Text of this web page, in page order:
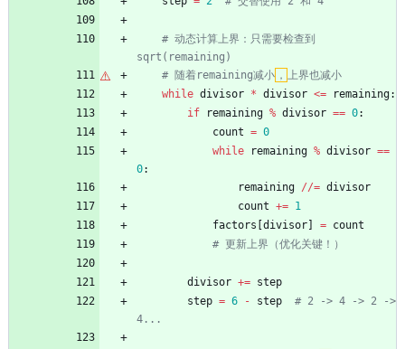
# 动态计算上界：只需要检查到
sqrt(remaining)
# 随着remaining减小 ， 上界也减小
while divisor * divisor <= remaining:
if
remaining % divisor == 0:
count = 0
while
remaining % divisor ==
0:
remaining //= divisor
count += 1
factors divisor = count
# 更新上界（优化关键！）
divisor += step
step = 6 - step
# 2 -> 4 -> 2 ->
4...